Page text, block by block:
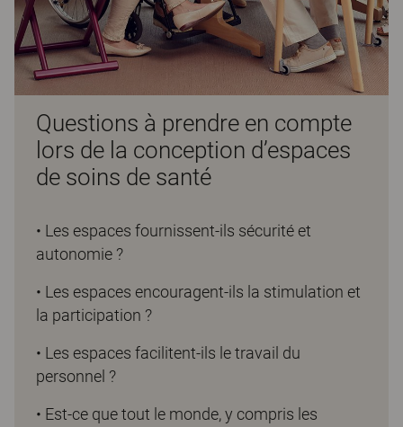
Questions à prendre en compte
lors de la conception d’espaces
de soins de santé
• Les espaces fournissent-ils sécurité et
autonomie ?
• Les espaces encouragent-ils la stimulation et
la participation ?
• Les espaces facilitent-ils le travail du
personnel ?
• Est-ce que tout le monde, y compris les